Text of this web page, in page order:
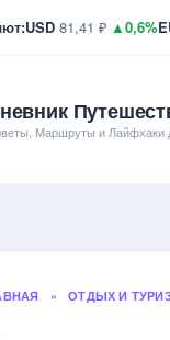
USD 81,41 ₽ ▲0,6%
Маршруты и Лайфхаки
» ОТДЫХ И